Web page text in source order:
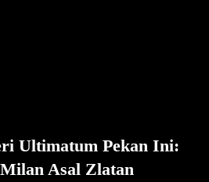
Ultimatum Pekan Ini:
Asal Zlatan